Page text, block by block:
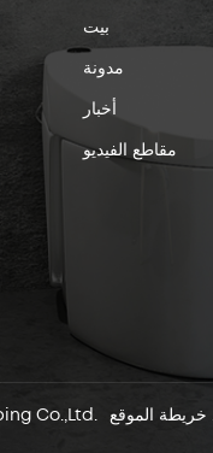
بيت
مدونة
أخبار
مقاطع الفيديو